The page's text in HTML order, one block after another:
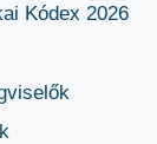
Kódex 2026